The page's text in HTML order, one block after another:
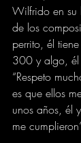
Wilfrido en su
de los
perrito, él
300 y algo, él
“Respeto
es que ellos
unos años, él
me